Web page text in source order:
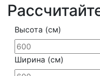
Высота (см)
Ширина (см)